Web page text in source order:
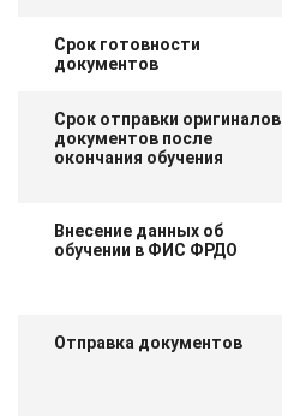
Срок готовности
документов
Срок отправки оригиналов
документов после
окончания обучения
Внесение данных об
обучении в ФИС ФРДО
Отправка документов